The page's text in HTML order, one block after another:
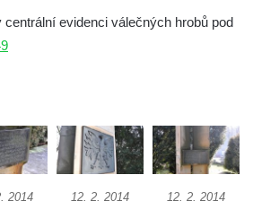
na hřbitově v
na hřbitově v
evidenci válečných hrobů pod
2014 12. 2. 2014 12. 2. 2014